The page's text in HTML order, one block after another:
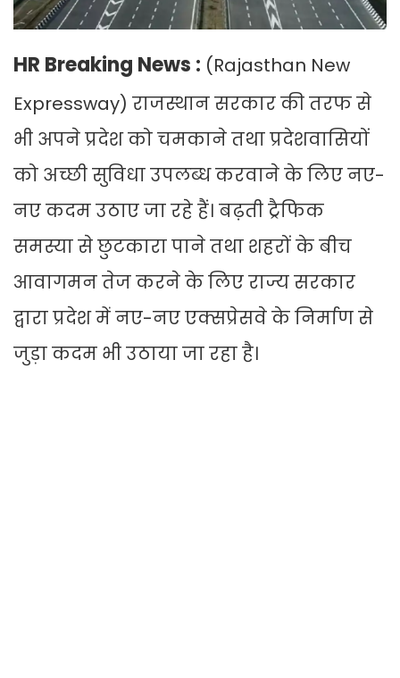
HR Breaking News : (Rajasthan New
Expressway) राजस्थान सरकार की तरफ से
भी अपने प्रदेश को चमकाने तथा प्रदेशवासियों
को अच्छी सुविधा उपलब्ध करवाने के लिए नए-
नए कदम उठाए जा रहे हैं। बढ़ती ट्रैफिक
समस्या से छुटकारा पाने तथा शहरों के बीच
आवागमन तेज करने के लिए राज्य सरकार
द्वारा प्रदेश में नए-नए एक्सप्रेसवे के निर्माण से
जुड़ा कदम भी उठाया जा रहा है।